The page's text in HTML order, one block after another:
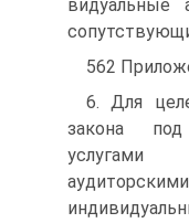
видуальные
562
6. Для
закона
услугами